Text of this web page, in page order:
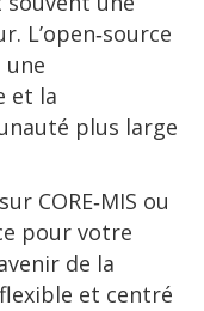
L’open‑source
et la
plus large
CORE‑MIS ou
pour votre
de la
et centré